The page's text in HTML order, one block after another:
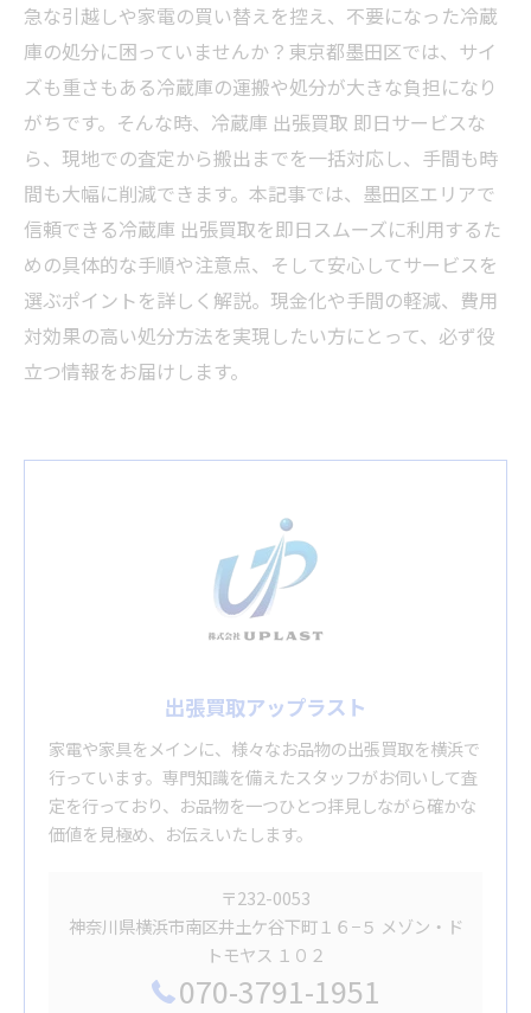
急な引越しや家電の買い替えを控え、不要になった冷蔵
庫の処分に困っていませんか？東京都墨田区では、サイ
ズも重さもある冷蔵庫の運搬や処分が大きな負担になり
がちです。そんな時、冷蔵庫 出張買取 即日サービスな
ら、現地での査定から搬出までを一括対応し、手間も時
間も大幅に削減できます。本記事では、墨田区エリアで
信頼できる冷蔵庫 出張買取を即日スムーズに利用するた
めの具体的な手順や注意点、そして安心してサービスを
選ぶポイントを詳しく解説。現金化や手間の軽減、費用
対効果の高い処分方法を実現したい方にとって、必ず役
立つ情報をお届けします。
出張買取アップラスト
家電や家具をメインに、様々なお品物の出張買取を横浜で
行っています。専門知識を備えたスタッフがお伺いして査
定を行っており、お品物を一つひとつ拝見しながら確かな
価値を見極め、お伝えいたします。
〒232-0053
神奈川県横浜市南区井土ケ谷下町１６−５ メゾン・ド
トモヤス １０２
070-3791-1951